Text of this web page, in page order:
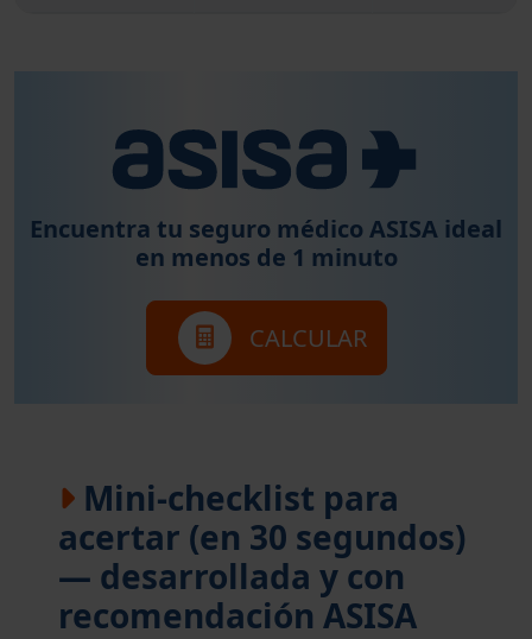
Encuentra tu seguro médico ASISA ideal
en menos de 1 minuto
CALCULAR
Mini-checklist para
acertar (en 30 segundos)
— desarrollada y con
recomendación ASISA